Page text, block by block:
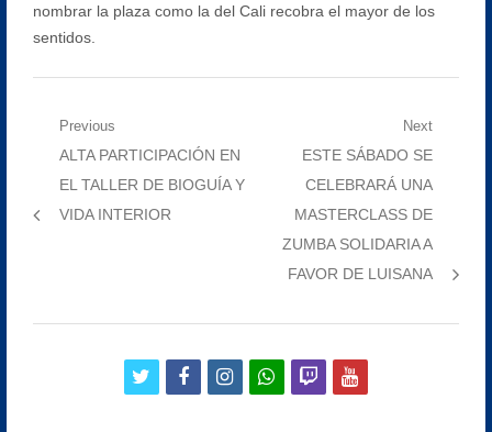
nombrar la plaza como la del Cali recobra el mayor de los
sentidos.
Navegación
de
entradas
Previous
Previous
post:
ALTA PARTICIPACIÓN EN
EL TALLER DE BIOGUÍA Y
VIDA INTERIOR
Next
Next
post:
ESTE SÁBADO SE
CELEBRARÁ UNA
MASTERCLASS DE
ZUMBA SOLIDARIA A
FAVOR DE LUISANA
twitterfacebookinstagramwhatsapp
twitchyoutube